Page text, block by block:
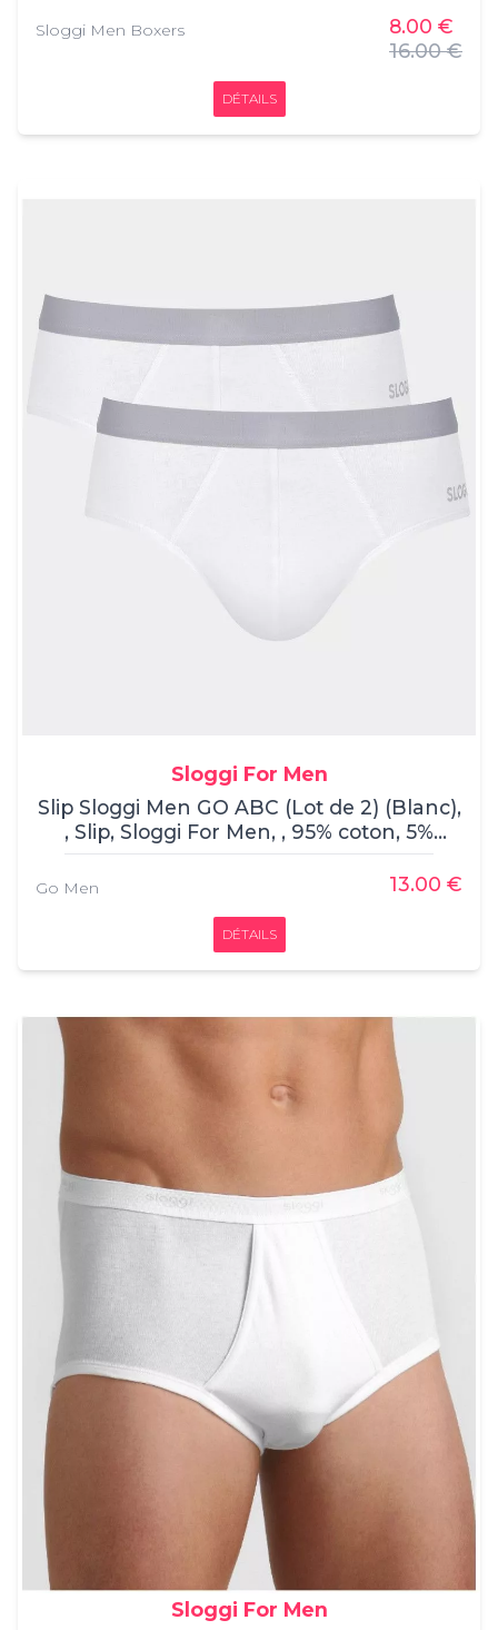
Sloggi Men Boxers
8.00 €
16.00 €
DÉTAILS
Sloggi For Men
Slip Sloggi Men GO ABC (Lot de 2) (Blanc),
, Slip, Sloggi For Men, , 95% coton, 5%
élasthane
Go Men 13.00 €
DÉTAILS
Sloggi For Men